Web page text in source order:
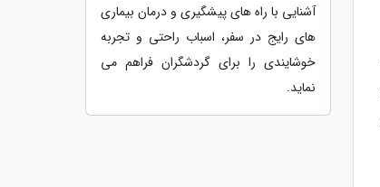
آشنایی با راه های پیشگیری و درمان بیماری
های رایج در سفر، اسباب راحتی و تجربه
خوشایندی را برای گردشگران فراهم می
نماید.